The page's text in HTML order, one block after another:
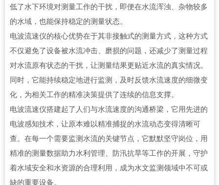
低了水下环境对测量工作的干扰，即便在水流浑浊、杂物较多
的水域，也能保持稳定的测量状态。
电波流速仪的核心优势在于其非接触式的测量方式，这种方式
不仅避免了设备被水流冲击、磨损的问题，还减少了测量过程
对水流原有状态的干扰，让测量结果更贴近水流的真实情况。
同时，它能持续稳定地进行监测，及时反馈水流速度的细微变
化，为相关工作的精准决策提供了连续的信息支撑。
电波流速仪搭建起了人们与水流速度的沟通桥梁，它用先进的
电波感知技术，让原本难以精准捕捉的水流动态变得清晰可
查。在每一个需要监测水流的关键节点，它默默坚守岗位，用
精准的测量数据助力水利管理、防汛抗旱等工作的开展，守护
着水域安全和水资源的合理利用，成为水文监测领域中不可或
缺的重要设备。